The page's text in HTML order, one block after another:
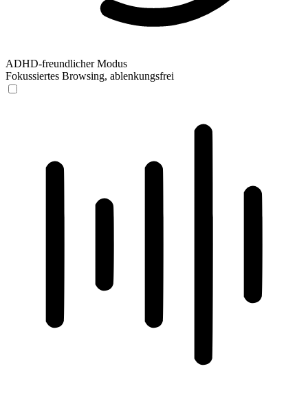
ADHD-freundlicher Modus
Fokussiertes Browsing, ablenkungsfrei